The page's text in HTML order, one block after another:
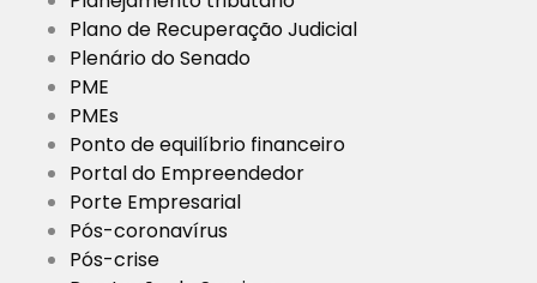
Plano de Recuperação Judicial
Plenário do Senado
PME
PMEs
Ponto de equilíbrio financeiro
Portal do Empreendedor
Porte Empresarial
Pós-coronavírus
Pós-crise